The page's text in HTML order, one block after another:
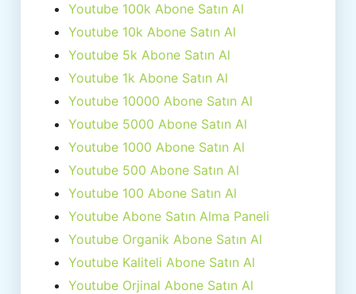
Youtube 100k Abone Satın Al
Youtube 10k Abone Satın Al
Youtube 5k Abone Satın Al
Youtube 1k Abone Satın Al
Youtube 10000 Abone Satın Al
Youtube 5000 Abone Satın Al
Youtube 1000 Abone Satın Al
Youtube 500 Abone Satın Al
Youtube 100 Abone Satın Al
Youtube Abone Satın Alma Paneli
Youtube Organik Abone Satın Al
Youtube Kaliteli Abone Satın Al
Youtube Orjinal Abone Satın Al